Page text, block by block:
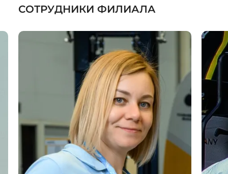
СОТРУДНИКИ ФИЛИАЛА